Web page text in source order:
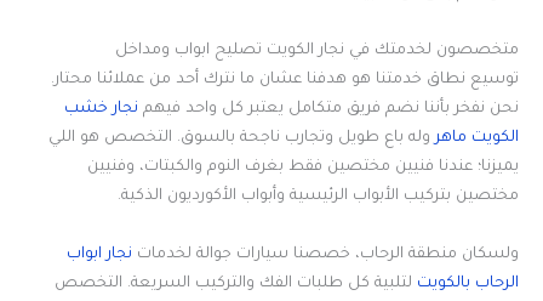
متخصصون لخدمتك في نجار الكويت تصليح ابواب ومداخل
توسيع نطاق خدمتنا هو هدفنا عشان ما نترك أحد من عملائنا محتار.
نحن نفخر بأننا نضم فريق متكامل يعتبر كل واحد فيهم نجار خشب
الكويت ماهروله باع طويل وتجارب ناجحة بالسوق. التخصص هو اللي
يميزنا؛ عندنا فنيين مختصين فقط بغرف النوم والكبتات، وفنيين
مختصين بتركيب الأبواب الرئيسية وأبواب الأكورديون الذكية.
ولسكان منطقة الرحاب، خصصنا سيارات جوالة لخدمات نجار ابواب
الرحاب بالكويت لتلبية كل طلبات الفك والتركيب السريعة. التخصص